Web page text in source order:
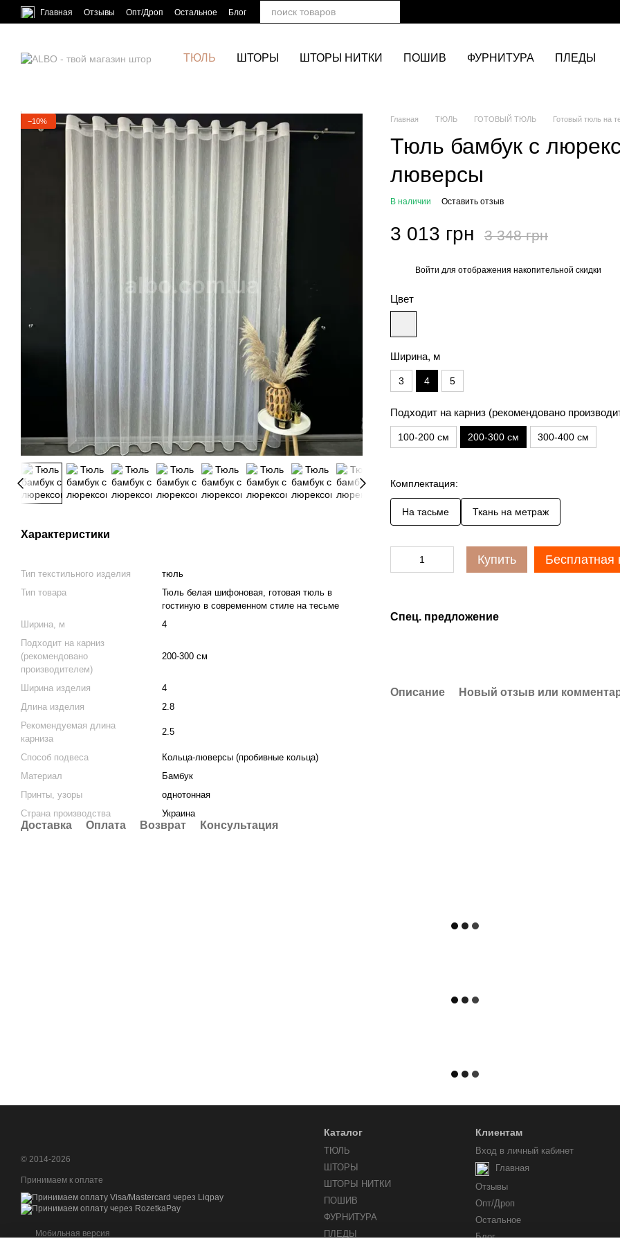
Перейти к основному контенту
Главная Отзывы Опт/Дроп Остальное Блог
ТЮЛЬ ШТОРЫ ШТОРЫ НИТКИ ПОШИВ ФУРНИТУРА ПЛЕДЫ
−10%
Характеристики
Тип текстильного изделия
тюль
Тип товара
Тюль белая шифоновая, готовая тюль в
гостиную в современном стиле на тесьме
Ширина, м
4
Подходит на карниз
(рекомендовано
производителем)
200-300 см
Ширина изделия
4
Длина изделия
2.8
Рекомендуемая длина
карниза
2.5
Способ подвеса
Кольца-люверсы (пробивные кольца)
Материал
Бамбук
Принты, узоры
однотонная
Страна производства
Украина
Доставка Оплата Возврат Консультация
Главная ТЮЛЬ ГОТОВЫЙ ТЮЛЬ Готовый тюль на
Тюль бамбук с
люверсы
В наличии Оставить отзыв
3 013 грн 3 348 грн
Войти для отображения накопительной скидки
Цвет
Ширина, м
3 4 5
Подходит на карниз (рекомендовано
100-200 см 200-300 см 300-400 см
Комплектация:
На тасьме Ткань на метраж
Купить Бесплатная
Спец. предложение
Описание Новый отзыв или
© 2014-2026
Принимаем к оплате
Мобильная версия
Каталог
ТЮЛЬ
ШТОРЫ
ШТОРЫ НИТКИ
ПОШИВ
ФУРНИТУРА
ПЛЕДЫ
Клиентам
Вход в личный кабинет
Главная
Отзывы
Опт/Дроп
Остальное
Блог